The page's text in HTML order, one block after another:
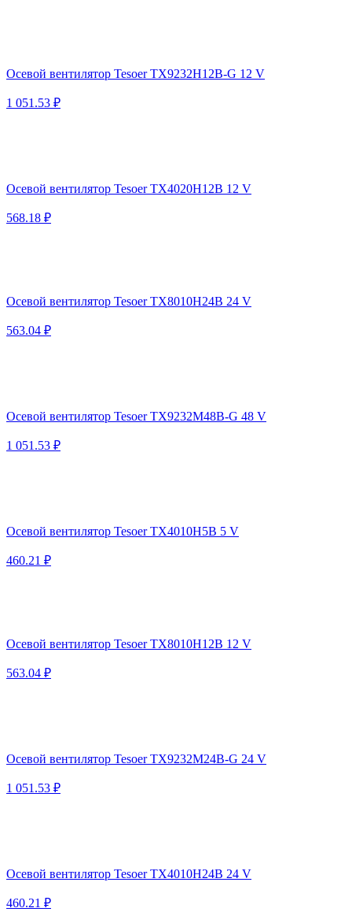
Осевой вентилятор Tesoer TX9232H12B-G 12 V
1 051.53 ₽
Осевой вентилятор Tesoer TX4020H12B 12 V
568.18 ₽
Осевой вентилятор Tesoer TX8010H24B 24 V
563.04 ₽
Осевой вентилятор Tesoer TX9232M48B-G 48 V
1 051.53 ₽
Осевой вентилятор Tesoer TX4010H5B 5 V
460.21 ₽
Осевой вентилятор Tesoer TX8010H12B 12 V
563.04 ₽
Осевой вентилятор Tesoer TX9232M24B-G 24 V
1 051.53 ₽
Осевой вентилятор Tesoer TX4010H24B 24 V
460.21 ₽